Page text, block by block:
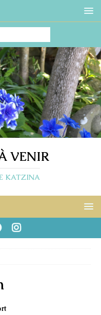
VENIR
KATZINA